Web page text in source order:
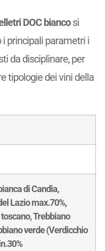
DOC biancosi
principali parametri i
da disciplinare, per
tipologie dei vini della
di Candia,
Lazio max.70%,
Trebbiano
verde (Verdicchio